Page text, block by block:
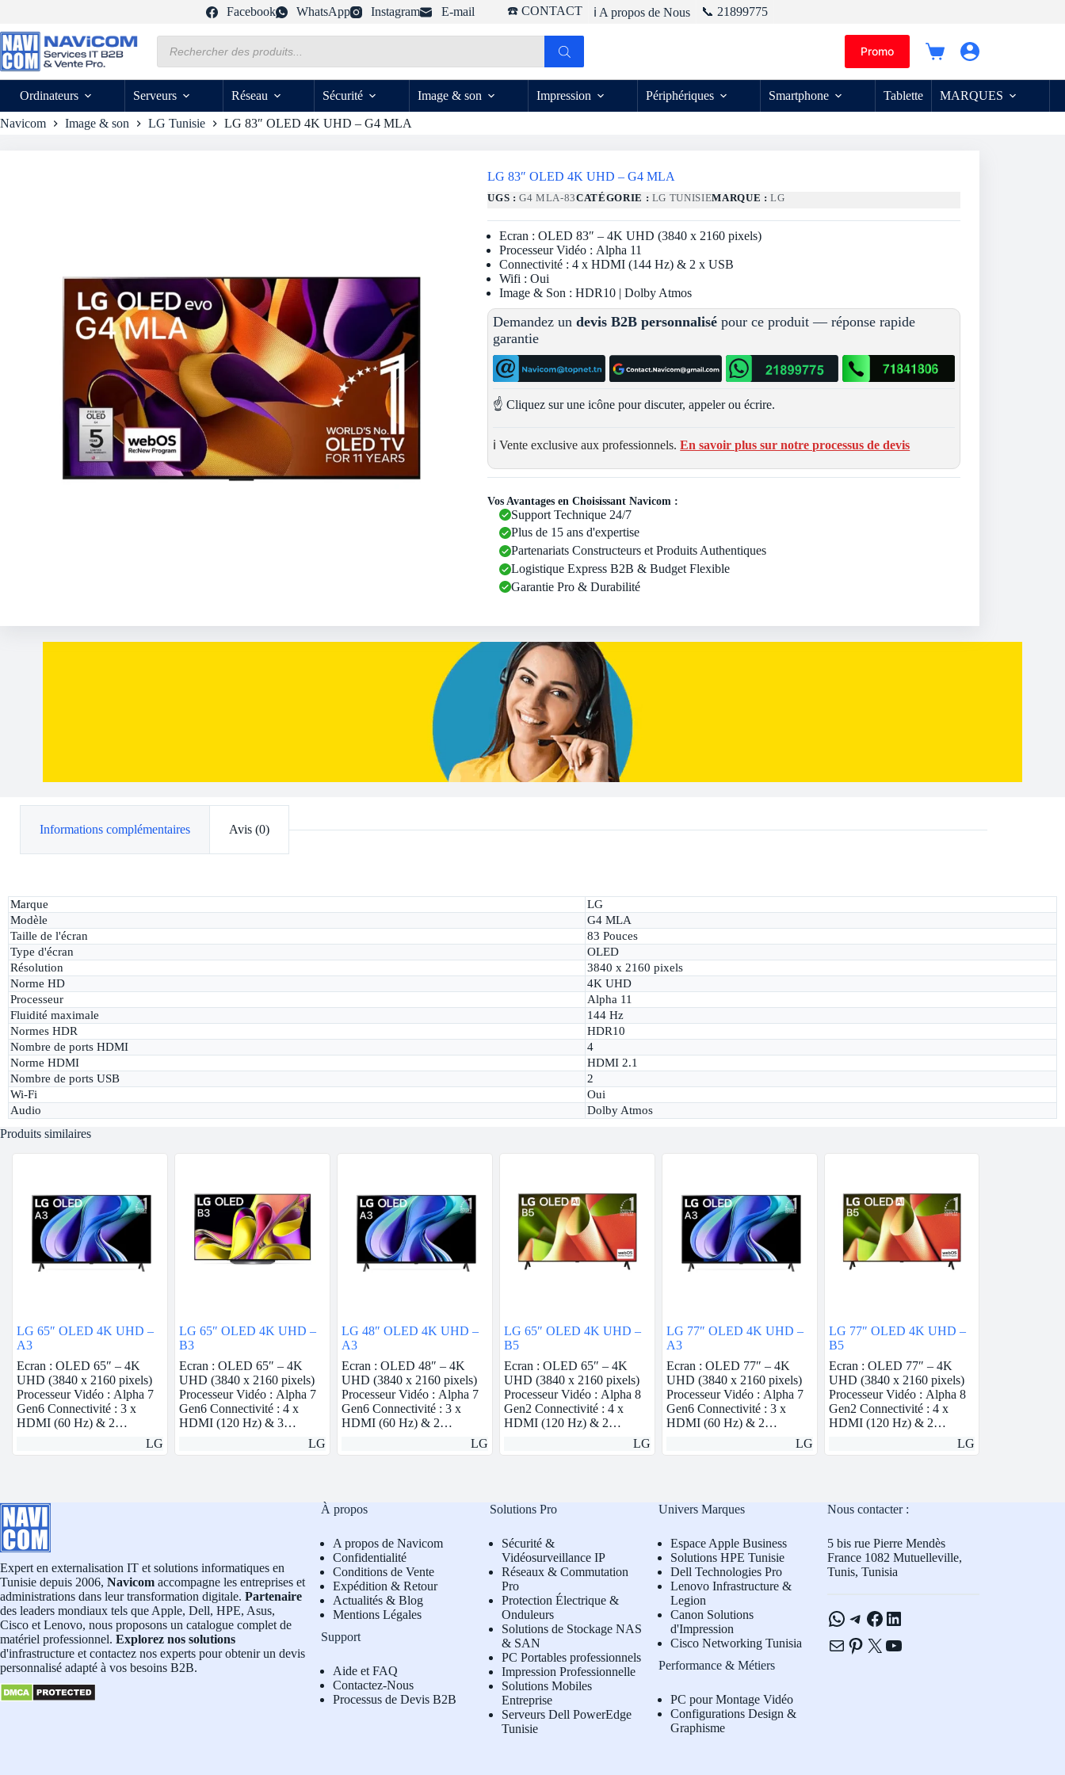
contenu
Facebook WhatsApp Instagram E-mail ☎️ CONTACT ℹ️ A propos de Nous 📞 21899775
produits
Promo
Panier
Ordinateurs
Serveurs Réseau Sécurité Image & son Impression Périphériques Smartphone Tablette MARQUES
Navicom Image & son LG Tunisie LG 83″ OLED 4K UHD – G4 MLA
LG 83″ OLED 4K UHD – G4 MLA
UGS :G4 MLA-83CATÉGORIE : LG TUNISIEMARQUE :LG
Ecran : OLED 83″ – 4K UHD (3840 x 2160 pixels)
Processeur Vidéo : Alpha 11
Connectivité : 4 x HDMI (144 Hz) & 2 x USB
Wifi : Oui
Image & Son : HDR10 | Dolby Atmos
Demandez undevis B2B personnalisé pour ce produit — réponse rapide
garantie
☝️ Cliquez sur une icône pour discuter, appeler ou écrire.
ℹ️ Vente exclusive aux professionnels.En savoir plus sur notre processus de devis
Vos Avantages en Choisissant Navicom :
Support Technique 24/7
Plus de 15 ans d'expertise
Partenariats Constructeurs et Produits Authentiques
Logistique Express B2B & Budget Flexible
Garantie Pro & Durabilité
Informations complémentaires Avis (0)
Marque
LG
Modèle
G4 MLA
Taille de l'écran
83 Pouces
Type d'écran
OLED
Résolution
3840 x 2160 pixels
Norme HD
4K UHD
Processeur
Alpha 11
Fluidité maximale
144 Hz
Normes HDR
HDR10
Nombre de ports HDMI
4
Norme HDMI
HDMI 2.1
Nombre de ports USB
2
Wi-Fi
Oui
Audio
Dolby Atmos
Produits similaires
LG 65″ OLED 4K UHD –
A3
Ecran : OLED 65″ – 4K
UHD (3840 x 2160 pixels)
Processeur Vidéo : Alpha 7
Gen6 Connectivité : 3 x
HDMI (60 Hz) & 2…
LG
LG 65″ OLED 4K UHD –
B3
Ecran : OLED 65″ – 4K
UHD (3840 x 2160 pixels)
Processeur Vidéo : Alpha 7
Gen6 Connectivité : 4 x
HDMI (120 Hz) & 3…
LG
LG 48″ OLED 4K UHD –
A3
Ecran : OLED 48″ – 4K
UHD (3840 x 2160 pixels)
Processeur Vidéo : Alpha 7
Gen6 Connectivité : 3 x
HDMI (60 Hz) & 2…
LG
LG 65″ OLED 4K UHD –
B5
Ecran : OLED 65″ – 4K
UHD (3840 x 2160 pixels)
Processeur Vidéo : Alpha 8
Gen2 Connectivité : 4 x
HDMI (120 Hz) & 2…
LG
LG 77″ OLED 4K UHD –
A3
Ecran : OLED 77″ – 4K
UHD (3840 x 2160 pixels)
Processeur Vidéo : Alpha 7
Gen6 Connectivité : 3 x
HDMI (60 Hz) & 2…
LG
LG 77″ OLED 4K UHD –
B5
Ecran : OLED 77″ – 4K
UHD (3840 x 2160 pixels)
Processeur Vidéo : Alpha 8
Gen2 Connectivité : 4 x
HDMI (120 Hz) & 2…
LG
Expert en externalisation IT et solutions informatiques en
Tunisie depuis 2006, Navicom accompagne les entreprises et
administrations dans leur transformation digitale. Partenaire
des leaders mondiaux tels que Apple, Dell, HPE, Asus,
Cisco et Lenovo, nous proposons un catalogue complet de
matériel professionnel. Explorez nos solutions
d'infrastructure et contactez nos experts pour obtenir un devis
personnalisé adapté à vos besoins B2B.
À propos
A propos de Navicom
Confidentialité
Conditions de Vente
Expédition & Retour
Actualités & Blog
Mentions Légales
Support
Aide et FAQ
Contactez-Nous
Processus de Devis B2B
Solutions Pro
Sécurité &
Vidéosurveillance IP
Réseaux & Commutation
Pro
Protection Électrique &
Onduleurs
Solutions de Stockage NAS
& SAN
PC Portables professionnels
Impression Professionnelle
Solutions Mobiles
Entreprise
Serveurs Dell PowerEdge
Tunisie
Univers Marques
Espace Apple Business
Solutions HPE Tunisie
Dell Technologies Pro
Lenovo Infrastructure &
Legion
Canon Solutions
d'Impression
Cisco Networking Tunisia
Performance & Métiers
PC pour Montage Vidéo
Configurations Design &
Graphisme
Nous contacter :
5 bis rue Pierre Mendès
France 1082 Mutuelleville,
Tunis, Tunisia
WhatsApp
Telegram
Facebook
LinkedIn
E-mailPinterest
X YouTube